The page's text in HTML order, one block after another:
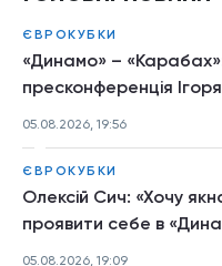
ЄВРОКУБКИ
«Динамо» –
пресконференція
05.08.2026, 19:56
ЄВРОКУБКИ
Олексій Сич: «Хочу
проявити себе в
05.08.2026, 19:09